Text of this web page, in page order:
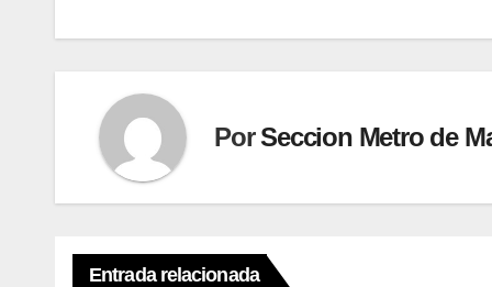
PorSeccion Metro de
Entrada relacionada